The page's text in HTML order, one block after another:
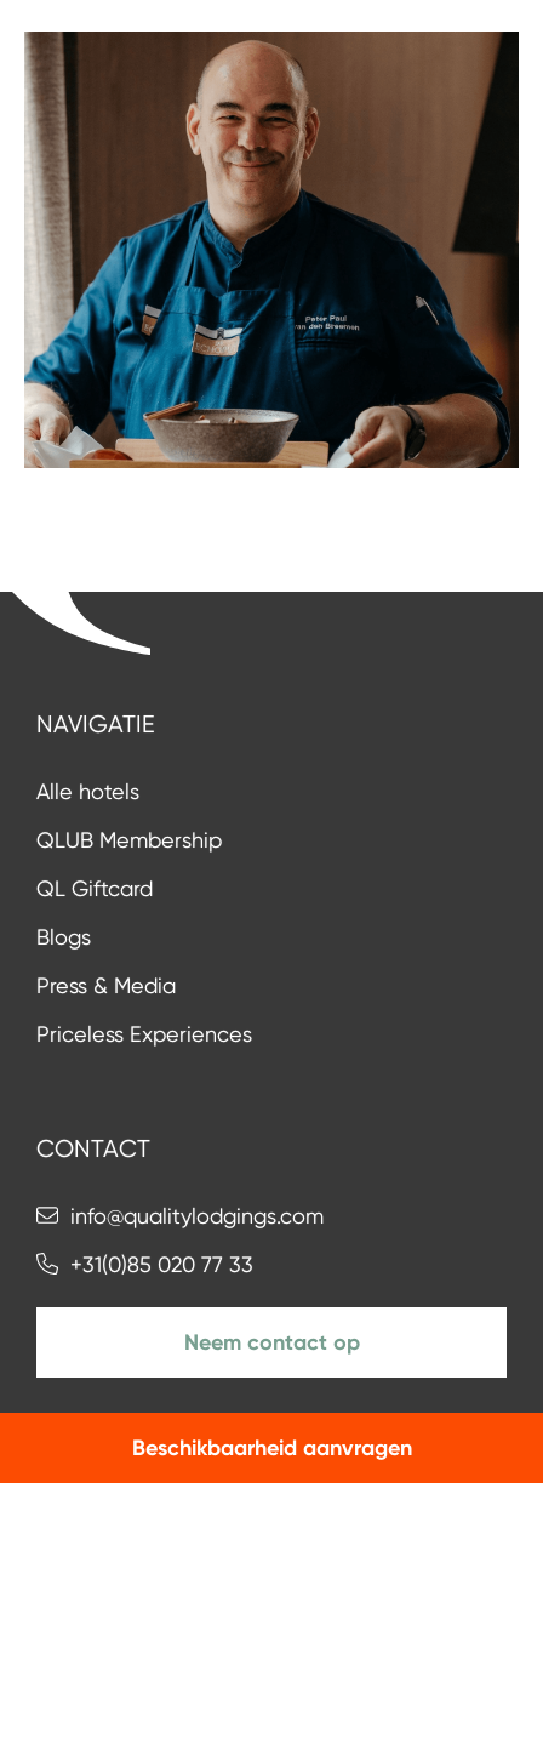
Beschikbaarheid aanvragen
NAVIGATIE
Alle hotels
QLUB Membership
QL Giftcard
Blogs
Press & Media
Priceless Experiences
CONTACT
info@qualitylodgings.com
+31(0)85 020 77 33
Neem contact op